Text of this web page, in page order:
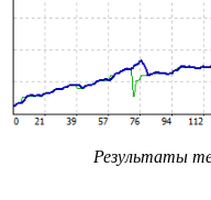
Результаты